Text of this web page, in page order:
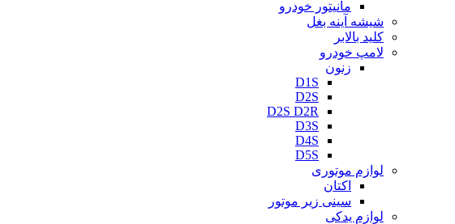
مانیتور خودرو
شیشه آینه بغل
کلید بالابر
لامپ خودرو
زنون
D1S
D2S
D2S D2R
D3S
D4S
D5S
لوازم موتوری
اکتان
سینی زیر موتور
لوازم یدکی